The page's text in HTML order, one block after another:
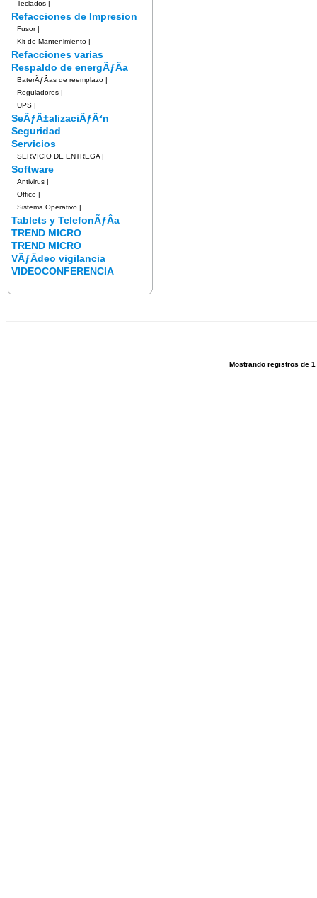
Teclados |
Refacciones de Impresion
Fusor|
Kit de Mantenimiento |
Refacciones varias
Respaldo de energÃƒÂ­a
BaterÃƒÂ­as de reemplazo |
Reguladores |
UPS |
SeÃƒÂ±alizaciÃƒÂ³n
Seguridad
Servicios
SERVICIO DE ENTREGA |
Software
Antivirus |
Office |
Sistema Operativo |
Tablets y TelefonÃƒÂ­a
TREND MICRO
TREND MICRO
VÃƒÂ­deo vigilancia
VIDEOCONFERENCIA
Mostrando registros de 1